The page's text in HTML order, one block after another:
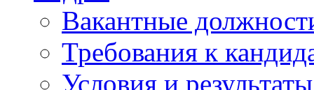
Вакантные
Требования к
Условия и